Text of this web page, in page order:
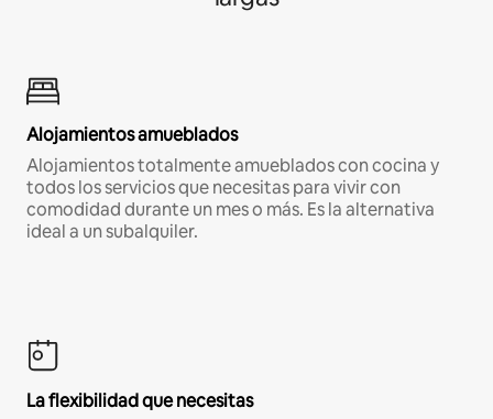
Alojamientos amueblados
Alojamientos totalmente amueblados con cocina y
todos los servicios que necesitas para vivir con
comodidad durante un mes o más. Es la alternativa
ideal a un subalquiler.
La flexibilidad que necesitas